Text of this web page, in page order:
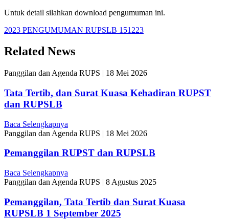
Untuk detail silahkan download pengumuman ini.
2023 PENGUMUMAN RUPSLB 151223
Related News
Panggilan dan Agenda RUPS | 18 Mei 2026
Tata Tertib, dan Surat Kuasa Kehadiran RUPST
dan RUPSLB
Baca Selengkapnya
Panggilan dan Agenda RUPS | 18 Mei 2026
Pemanggilan RUPST dan RUPSLB
Baca Selengkapnya
Panggilan dan Agenda RUPS | 8 Agustus 2025
Pemanggilan, Tata Tertib dan Surat Kuasa
RUPSLB 1 September 2025